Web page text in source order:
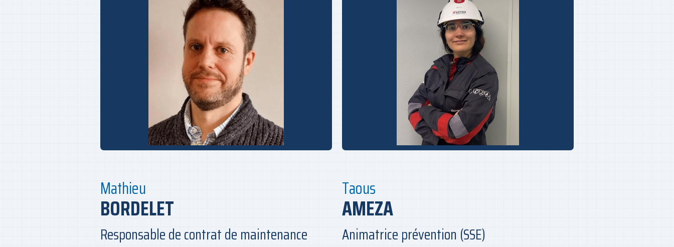
Mathieu
BORDELET
Responsable de contrat de maintenance
Taous
AMEZA
Animatrice prévention (SSE)